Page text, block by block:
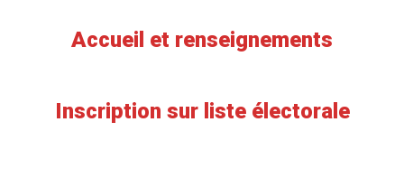
Accueil et renseignements
Inscription sur liste électorale